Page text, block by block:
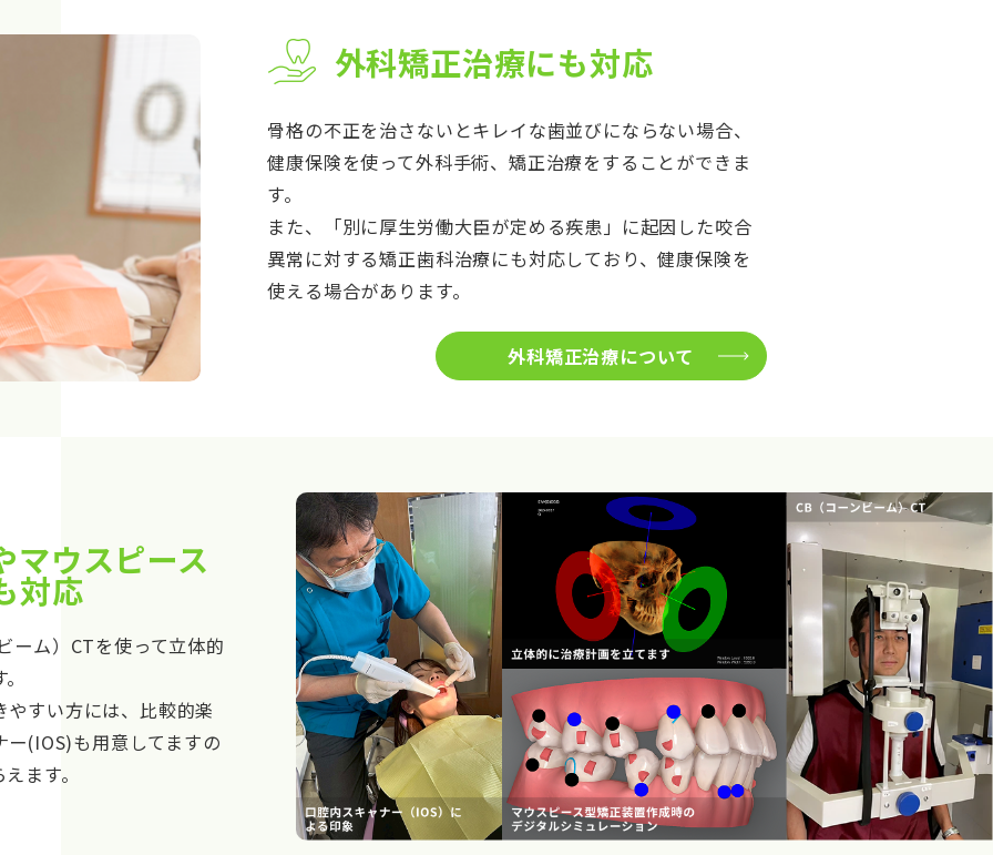
外科矯正治療にも対応
骨格の不正を治さないとキレイな歯並びにならない場合、
健康保険を使って外科手術、矯正治療をすることができま
す。
また、「別に厚生労働大臣が定める疾患」に起因した咬合
異常に対する矯正歯科治療にも対応しており、健康保険を
使える場合があります。
外科矯正治療について
マウスピース
対応
ーム）CTを使って立体的
すい方には、比較的楽
(IOS)も用意してますの
ます。